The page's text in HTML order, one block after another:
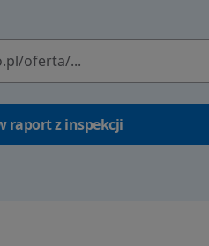
raport z inspekcji